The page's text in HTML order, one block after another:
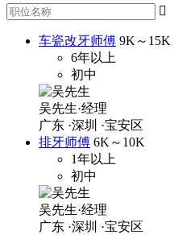

车瓷改牙师傅 9K～15K
6年以上
初中
吴先生·经理
广东 ·深圳 ·宝安区
排牙师傅 6K～10K
1年以上
初中
吴先生·经理
广东 ·深圳 ·宝安区